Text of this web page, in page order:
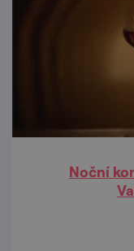
Noční